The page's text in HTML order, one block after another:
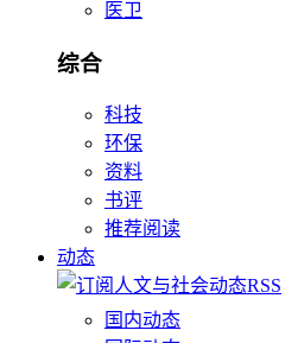
医卫
综合
科技
环保
资料
书评
推荐阅读
动态
国内动态